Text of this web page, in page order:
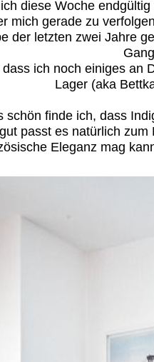
diese Woche
mich gerade zu
der letzten zwei Jahre
ich noch einiges an
Lager (aka
schön finde ich, dass
passt es natürlich
Eleganz mag